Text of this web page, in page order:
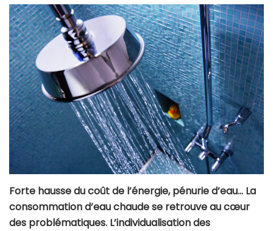
Forte hausse du coût de l’énergie, pénurie d’eau… La
consommation d’eau chaude se retrouve au cœur
des problématiques. L’individualisation des